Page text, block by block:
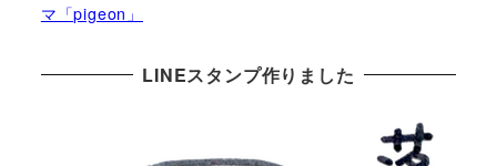
マ「pigeon」
LINEスタンプ作りました